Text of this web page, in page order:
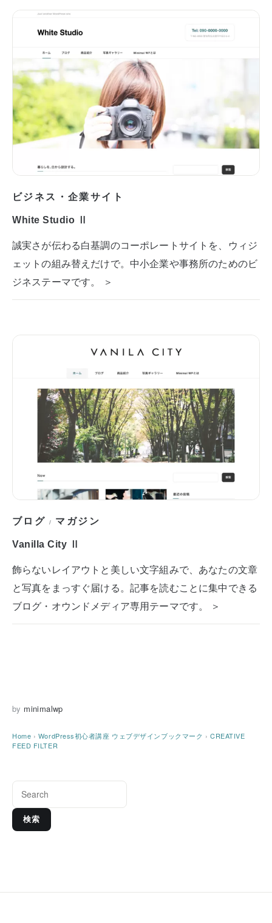
ビジネス・企業サイト
White Studio Ⅱ
誠実さが伝わる白基調のコーポレートサイトを、ウィジ
ェットの組み替えだけで。中小企業や事務所のためのビ
ジネステーマです。 ＞
ブログ / マガジン
Vanilla City Ⅱ
飾らないレイアウトと美しい文字組みで、あなたの文章
と写真をまっすぐ届ける。記事を読むことに集中できる
ブログ・オウンドメディア専用テーマです。 ＞
by minimalwp
Home › WordPress初心者講座 ウェブデザインブックマーク › CREATIVE
FEED FILTER
検索